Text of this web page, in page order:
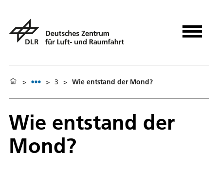
> > 3 > Wie entstand der Mond?
Wie entstand der
Mond?